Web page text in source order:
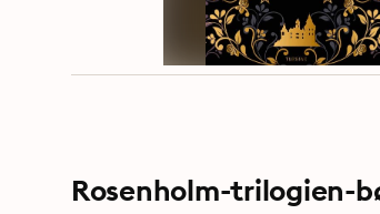
Rosenholm-trilogien-